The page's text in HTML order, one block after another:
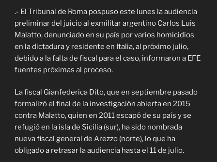
.- El Tribunal de Roma pospuso este lunes la audiencia
preliminar del juicio al exmilitar argentino Carlos Luis
Malatto, denunciado en su país por varios homicidios
en la dictadura y residente en Italia, al próximo julio,
debido a la falta de fiscal para el caso, informaron a EFE
fuentes próximas al proceso.
La fiscal Gianfederica Dito, que en septiembre pasado
formalizó el final de la investigación abierta en 2015
contra Malatto, quien en 2011 escapó de su país y se
refugió en la isla de Sicilia (sur), ha sido nombrada
nueva fiscal general de Arezzo (norte), lo que ha
obligado a retrasar la audiencia hasta el 11 de julio.